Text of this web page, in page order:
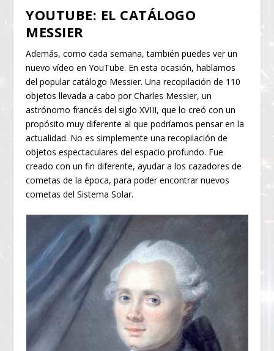
YOUTUBE: EL CATÁLOGO
MESSIER
Además, como cada semana, también puedes ver un
nuevo vídeo en YouTube. En esta ocasión, hablamos
del popular catálogo Messier. Una recopilación de 110
objetos llevada a cabo por Charles Messier, un
astrónomo francés del siglo XVIII, que lo creó con un
propósito muy diferente al que podríamos pensar en la
actualidad. No es simplemente una recopilación de
objetos espectaculares del espacio profundo. Fue
creado con un fin diferente, ayudar a los cazadores de
cometas de la época, para poder encontrar nuevos
cometas del Sistema Solar.